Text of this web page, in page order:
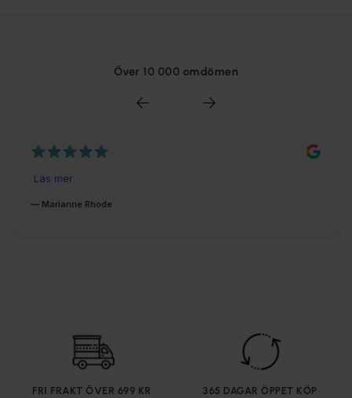
Över 10 000 omdömen
FRI FRAKT ÖVER 699 KR 365 DAGAR ÖPPET KÖP